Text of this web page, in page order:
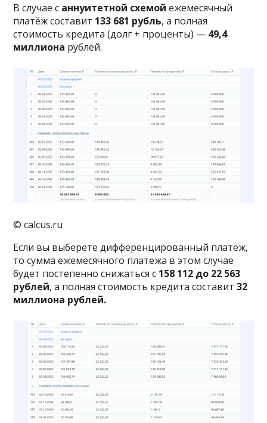
В случае с аннуитетной схемой ежемесячный
платёж составит 133 681 рубль, а полная
стоимость кредита (долг + проценты) — 49,4
миллиона рублей.
© calcus.ru
Если вы выберете дифференцированный платёж,
то сумма ежемесячного платежа в этом случае
будет постепенно снижаться с 158 112 до 22 563
рублей, а полная стоимость кредита составит32
миллиона рублей.